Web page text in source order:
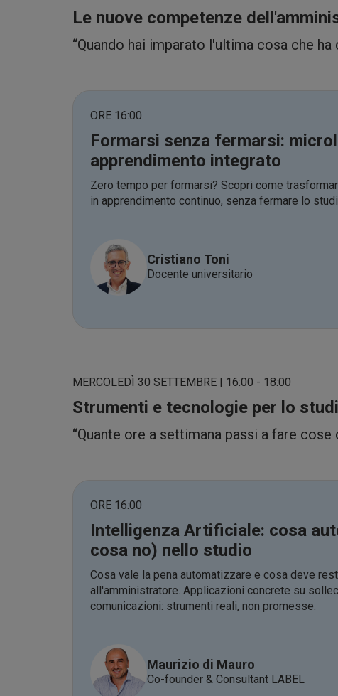
Le nuove competenze
“Quando hai imparato l'ultima cosa che
ORE 16:00
Formarsi senza fermarsi:
apprendimento integrato
Zero tempo per formarsi? Scopri come
in apprendimento continuo, senza fermare lo
Cristiano Toni
Docente universitario
MERCOLEDÌ 30 SETTEMBRE | 16:00 - 18:00
Strumenti e tecnologie per lo
“Quante ore a settimana passi a fare
ORE 16:00
Intelligenza Artificiale: cosa
cosa no) nello studio
Cosa vale la pena automatizzare e cosa deve
all'amministratore. Applicazioni concrete su
comunicazioni: strumenti reali, non promesse.
Maurizio di Mauro
Co-founder & Consultant LABEL